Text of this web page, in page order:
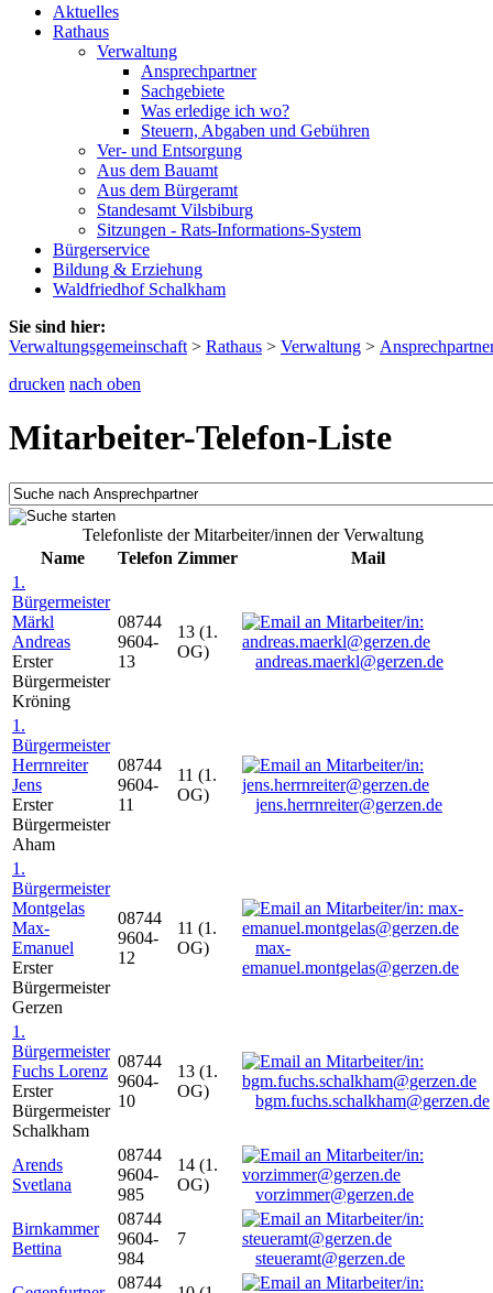
Aktuelles
Rathaus
Verwaltung
Ansprechpartner
Sachgebiete
Was erledige ich wo?
Steuern, Abgaben und Gebühren
Ver- und Entsorgung
Aus dem Bauamt
Aus dem Bürgeramt
Standesamt Vilsbiburg
Sitzungen - Rats-Informations-System
Bürgerservice
Bildung & Erziehung
Waldfriedhof Schalkham
Sie sind hier:
Verwaltungsgemeinschaft > Rathaus > Verwaltung >
drucken nach oben
Mitarbeiter-Telefon-Liste
Telefonliste der Mitarbeiter/innen der Verwaltung
Name
Telefon Zimmer
Mail
1.
Bürgermeister
Märkl
Andreas
Erster
Bürgermeister
Kröning
08744
9604-
13
13 (1.
OG)
andreas.maerkl@gerzen.de
1.
Bürgermeister
Herrnreiter
Jens
Erster
Bürgermeister
Aham
08744
9604-
11
11 (1.
OG)
jens.herrnreiter@gerzen.de
1.
Bürgermeister
Montgelas
Max-
Emanuel
Erster
Bürgermeister
Gerzen
08744
9604-
12
11 (1.
OG)
max-
emanuel.montgelas@gerzen.de
1.
Bürgermeister
Fuchs Lorenz
Erster
Bürgermeister
Schalkham
08744
9604-
10
13 (1.
OG)
bgm.fuchs.schalkham@gerzen.de
Arends
Svetlana
08744
9604-
985
14 (1.
OG)
vorzimmer@gerzen.de
Birnkammer
Bettina
08744
9604-
984
7
steueramt@gerzen.de
08744